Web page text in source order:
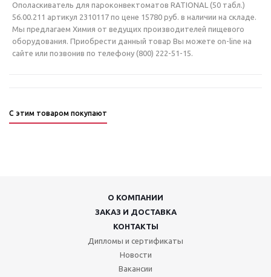
Ополаскиватель для пароконвектоматов RATIONAL (50 табл.)
56.00.211 артикул 2310117 по цене 15780 руб. в наличии на складе.
Мы предлагаем Химия от ведущих производителей пищевого
оборудования. Приобрести данный товар Вы можете on-line на
сайте или позвонив по телефону (800) 222-51-15.
С этим товаром покупают
О КОМПАНИИ
ЗАКАЗ И ДОСТАВКА
КОНТАКТЫ
Дипломы и сертификаты
Новости
Вакансии